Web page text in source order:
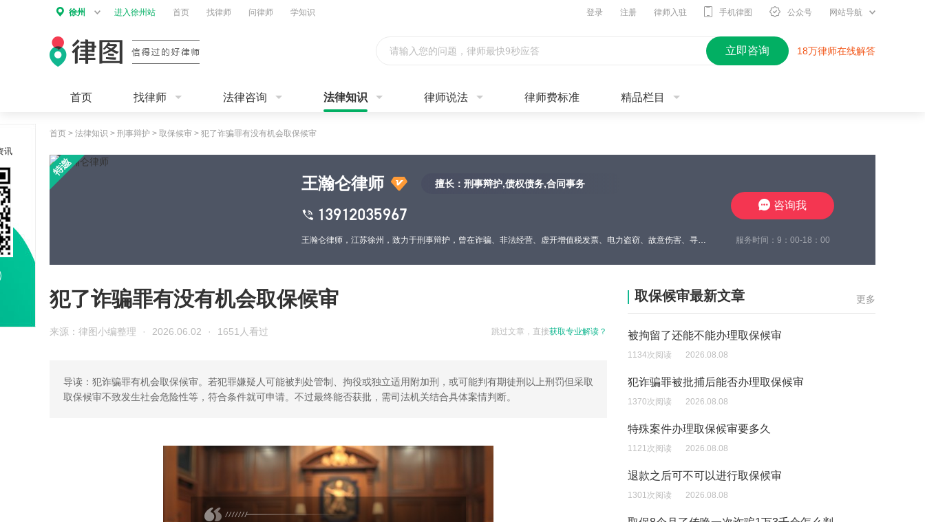
徐州 进入徐州站 首页 找律师 问律师 学知识 登录 注册 律师入驻 手机律图 公众号 网站导航
请输入您的问题，律师最快9秒应答 立即咨询 18万律师在线解答
首页 找律师 法律咨询 法律知识 律师说法 律师费标准 精品栏目
首页 > 法律知识 > 刑事辩护 > 取保候审 > 犯了诈骗罪有没有机会取保候审
王瀚仑律师 擅长：刑事辩护,债权债务,合同事务
13912035967
王瀚仑律师，江苏徐州，致力于刑事辩护，曾在诈骗、非法经营、虚开增值税发票、电力盗窃、故意伤害、寻衅滋事、开设赌场、帮信等多类案件中取得良好辩护效果，有多起缓刑、不起诉成功案例，同时在合同纠纷、债权债务、婚姻家事、抚养权纠纷、执行异议纠纷等方面，具有丰富的办案经验，认真负责，帮助每一位当事人维护合法权益。 服务时间：9：00-18：00
咨询我
犯了诈骗罪有没有机会取保候审
跳过文章，直接获取专业解读？
来源：律图小编整理 · 2026.06.02 · 1651人看过
导读：犯诈骗罪有机会取保候审。若犯罪嫌疑人可能被判处管制、拘役或独立适用附加刑，或可能判有期徒刑以上刑罚但采取
取保候审不致发生社会危险性等，符合条件就可申请。不过最终能否获批，需司法机关结合具体案情判断。
更多
取保候审最新文章
被拘留了还能不能办理取保候审
1134次阅读 2026.08.08
犯诈骗罪被批捕后能否办理取保候审
1370次阅读 2026.08.08
特殊案件办理取保候审要多久
1121次阅读 2026.08.08
退款之后可不可以进行取保候审
1301次阅读 2026.08.08
讯